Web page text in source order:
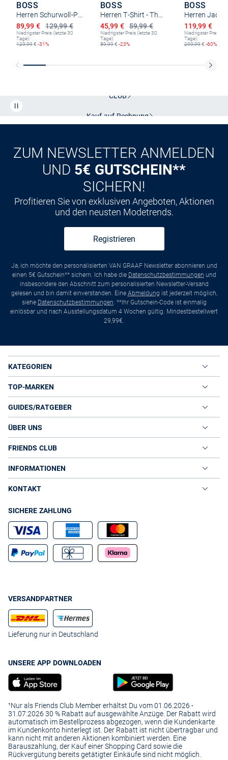
BOSS
129,99 €
Ermäßigter Preis
89,99 €
Niedrigster Preis (letzte 30
Tage):
129,99€ -31%
BOSS
59,99 €
Ermäßigter Preis
45,99 €
Niedrigster Preis (letzte 30
Tage):
59,99€ -23%
BOSS
Ermäßigter
119,99 €
Niedrigster Preis
Tage):
299,99€ -60%
CLUB
ZUM NEWSLETTER ANMELDEN
UND 5€ GUTSCHEIN**
SICHERN!
Profitieren Sie von exklusiven Angeboten, Aktionen
und den neusten Modetrends.
Registrieren
Ja, ich möchte den personalisierten VAN GRAAF Newsletter abonnieren und
einen 5€ Gutschein** sichern. Ich habe die Datenschutzbestimmungen und
insbesondere den Abschnitt zum personalisierten Newsletter-Versand
gelesen und bin damit einverstanden. Eine Abmeldung ist jederzeit möglich,
siehe Datenschutzbestimmungen. **Ihr Gutschein-Code ist einmalig
einlösbar und nach Ausstellungsdatum 4 Wochen gültig. Mindestbestellwert
29,99€.
KATEGORIEN
TOP-MARKEN
GUIDES/RATGEBER
ÜBER UNS
FRIENDS CLUB
INFORMATIONEN
KONTAKT
SICHERE ZAHLUNG
VERSANDPARTNER
Lieferung nur in Deutschland
UNSERE APP DOWNLOADEN
¹Nur als Friends Club Member erhältst Du vom 01.06.2026 -
31.07.2026 30 % Rabatt auf ausgewählte Anzüge. Der Rabatt wird
automatisch im Bestellprozess abgezogen, wenn die Kundenkarte
im Kundenkonto hinterlegt ist. Der Rabatt ist nicht übertragbar und
kann nicht mit anderen Aktionen kombiniert werden. Eine
Barauszahlung, der Kauf einer Shopping Card sowie die
Rückvergütung bereits getätigter Einkäufe sind nicht möglich.